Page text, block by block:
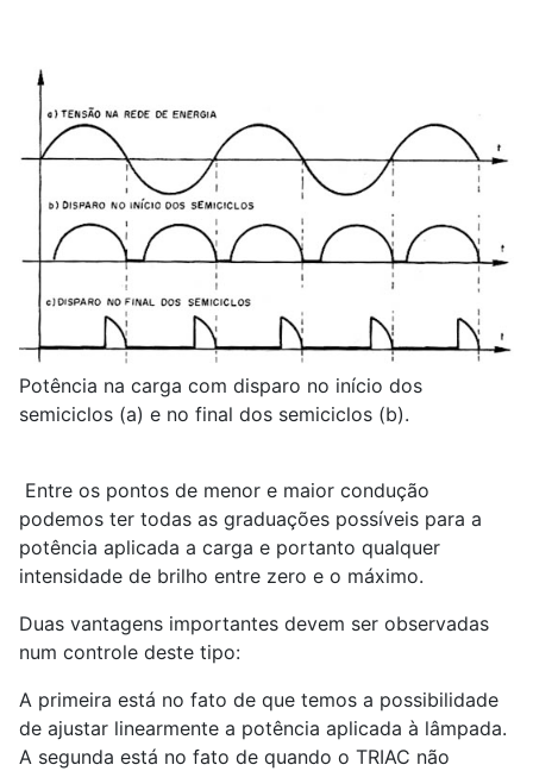
Potência na carga com disparo no início dos
semiciclos (a) e no final dos semiciclos (b).
Entre os pontos de menor e maior condução
podemos ter todas as graduações possíveis para a
potência aplicada a carga e portanto qualquer
intensidade de brilho entre zero e o máximo.
Duas vantagens importantes devem ser observadas
num controle deste tipo:
A primeira está no fato de que temos a possibilidade
de ajustar linearmente a potência aplicada à lâmpada.
A segunda está no fato de quando o TRIAC não